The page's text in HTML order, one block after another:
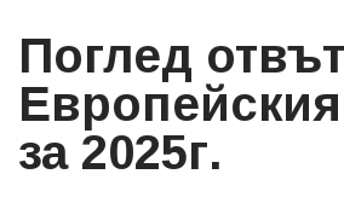
Поглед
за 2025г.